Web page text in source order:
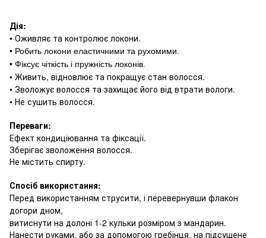
Дія:
• Оживляє та контролює локони.
• Робить локони еластичними та рухомими.
• Фіксує чіткість і пружність локонів.
• Живить, відновлює та покращує стан волосся.
• Зволожує волосся та захищає його від втрати вологи.
• Не сушить волосся.
Переваги:
Ефект кондиціювання та фіксації.
Зберігає зволоження волосся.
Не містить спирту.
Спосіб використання:
Перед використанням струсити, і перевернувши флакон
догори дном,
витиснути на долоні 1-2 кульки розміром з мандарин.
Нанести руками, або за допомогою гребінця, на підсушене